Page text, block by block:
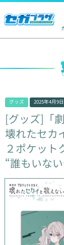
人気ワード
グッズ 2025年4月9日
[グッズ]「
壊れたセカ
２ポケット
“誰もいな